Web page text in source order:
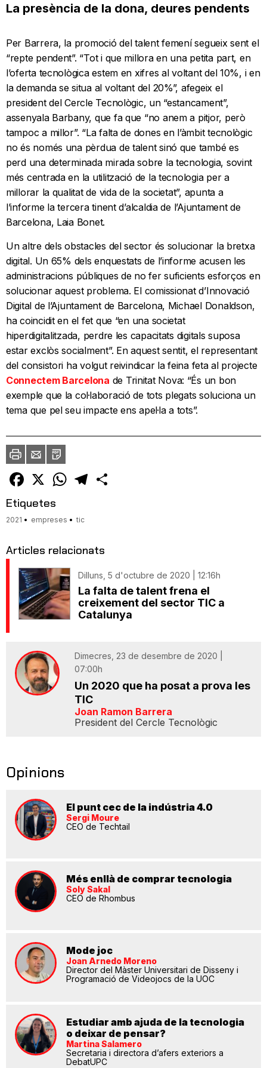
La presència de la dona, deures pendents
Per Barrera, la promoció del talent femení segueix sent el
“repte pendent”. “Tot i que millora en una petita part, en
l’oferta tecnològica estem en xifres al voltant del 10%, i en
la demanda se situa al voltant del 20%”, afegeix el
president del Cercle Tecnològic, un “estancament”,
assenyala Barbany, que fa que “no anem a pitjor, però
tampoc a millor”. “La falta de dones en l’àmbit tecnològic
no és només una pèrdua de talent sinó que també es
perd una determinada mirada sobre la tecnologia, sovint
més centrada en la utilització de la tecnologia per a
millorar la qualitat de vida de la societat”, apunta a
l’informe la tercera tinent d’alcaldia de l’Ajuntament de
Barcelona, Laia Bonet.
Un altre dels obstacles del sector és solucionar la bretxa
digital. Un 65% dels enquestats de l’informe acusen les
administracions públiques de no fer suficients esforços en
solucionar aquest problema. El comissionat d’Innovació
Digital de l’Ajuntament de Barcelona, Michael Donaldson,
ha coincidit en el fet que “en una societat
hiperdigitalitzada, perdre les capacitats digitals suposa
estar exclòs socialment”. En aquest sentit, el representant
del consistori ha volgut reivindicar la feina feta al projecte
Connectem Barcelona de Trinitat Nova: “És un bon
exemple que la col·laboració de tots plegats soluciona un
tema que pel seu impacte ens apel·la a tots”.
ImprimirEnvia
un
amic
PDF
Facebook
X WhatsAppTelegram
Etiquetes
2021 empreses tic
Articles relacionats
Dilluns, 5 d'octubre de 2020 | 12:16h
La falta de talent frena el
creixement del sector TIC a
Catalunya
Dimecres, 23 de desembre de 2020 |
07:00h
Un 2020 que ha posat a prova les
TIC
Joan Ramon Barrera
President del Cercle Tecnològic
Opinions
El punt cec de la indústria 4.0
Sergi Moure
CEO de Techtail
Més enllà de comprar tecnologia
Soly Sakal
CEO de Rhombus
Mode joc
Joan Arnedo Moreno
Director del Màster Universitari de Disseny i
Programació de Videojocs de la UOC
Estudiar amb ajuda de la tecnologia
o deixar de pensar?
Martina Salamero
Secretaria i directora d’afers exteriors a
DebatUPC